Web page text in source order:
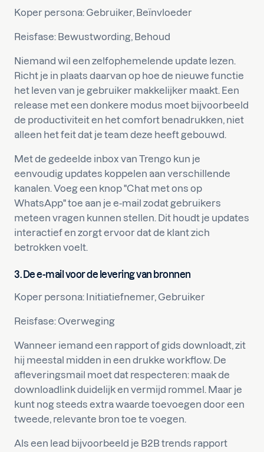
Koper persona: Gebruiker, Beïnvloeder
Reisfase: Bewustwording, Behoud
Niemand wil een zelfophemelende update lezen.
Richt je in plaats daarvan op hoe de nieuwe functie
het leven van je gebruiker makkelijker maakt. Een
release met een donkere modus moet bijvoorbeeld
de productiviteit en het comfort benadrukken, niet
alleen het feit dat je team deze heeft gebouwd.
Met de gedeelde inbox van Trengo kun je
eenvoudig updates koppelen aan verschillende
kanalen. Voeg een knop "Chat met ons op
WhatsApp" toe aan je e-mail zodat gebruikers
meteen vragen kunnen stellen. Dit houdt je updates
interactief en zorgt ervoor dat de klant zich
betrokken voelt.
3. De e-mail voor de levering van bronnen
Koper persona: Initiatiefnemer, Gebruiker
Reisfase: Overweging
Wanneer iemand een rapport of gids downloadt, zit
hij meestal midden in een drukke workflow. De
afleveringsmail moet dat respecteren: maak de
downloadlink duidelijk en vermijd rommel. Maar je
kunt nog steeds extra waarde toevoegen door een
tweede, relevante bron toe te voegen.
Als een lead bijvoorbeeld je B2B trends rapport